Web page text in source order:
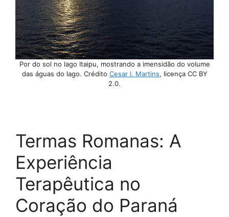
Por do sol no lago Itaipu, mostrando a imensidão do volume
das águas do lago. Crédito Cesar I. Martins, licença CC BY
2.0.
Termas Romanas: A
Experiência
Terapêutica no
Coração do Paraná